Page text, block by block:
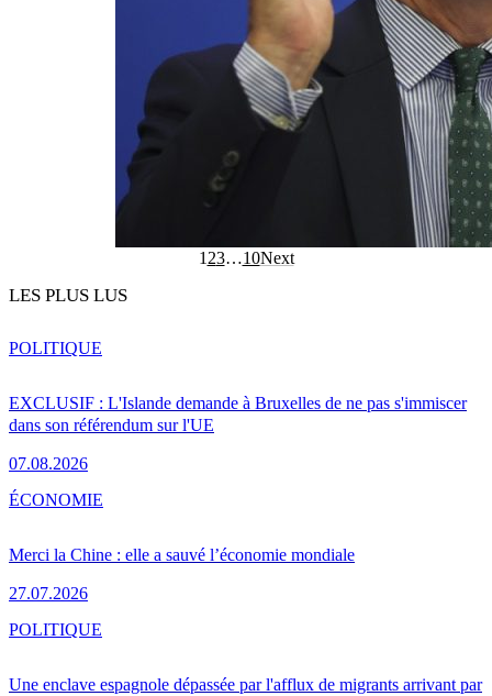
1 23…10Next
LES PLUS LUS
EXCLUSIF : L'Islande demande à Bruxelles de ne pas s'immiscer
dans son référendum sur l'UE
07.08.2026
POLITIQUE
Merci la Chine : elle a sauvé l’économie mondiale
27.07.2026
ÉCONOMIE
Une enclave espagnole dépassée par l'afflux de migrants arrivant par
POLITIQUE